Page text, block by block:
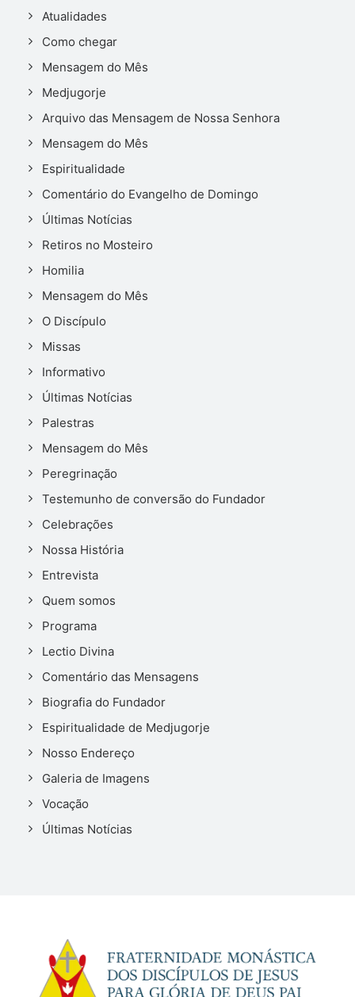
Atualidades
Como chegar
Mensagem do Mês
Medjugorje
Arquivo das Mensagem de Nossa Senhora
Mensagem do Mês
Espiritualidade
Comentário do Evangelho de Domingo
Últimas Notícias
Retiros no Mosteiro
Homilia
Mensagem do Mês
O Discípulo
Missas
Informativo
Últimas Notícias
Palestras
Mensagem do Mês
Peregrinação
Testemunho de conversão do Fundador
Celebrações
Nossa História
Entrevista
Quem somos
Programa
Lectio Divina
Comentário das Mensagens
Biografia do Fundador
Espiritualidade de Medjugorje
Nosso Endereço
Galeria de Imagens
Vocação
Últimas Notícias